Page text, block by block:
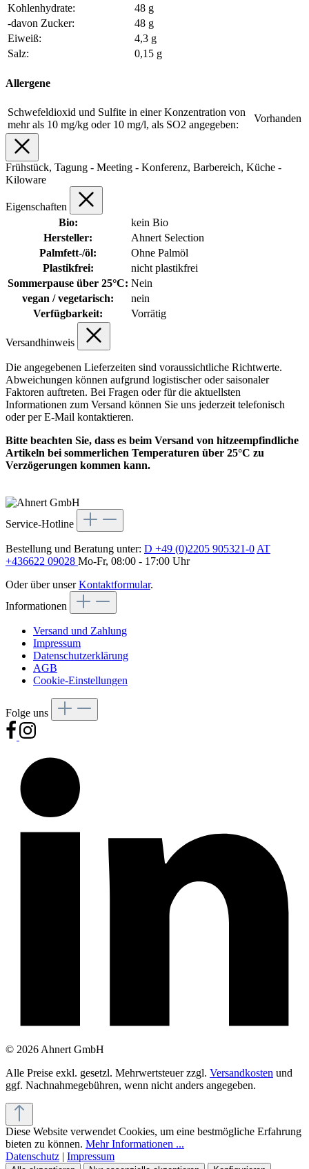
Kohlenhydrate:
48 g
-davon Zucker:
48 g
Eiweiß:
4,3 g
Salz:
0,15 g
Allergene
Schwefeldioxid und Sulfite in einer Konzentration von
mehr als 10 mg/kg oder 10 mg/l, als SO2 angegeben:
Vorhanden
Frühstück, Tagung - Meeting - Konferenz, Barbereich, Küche -
Kiloware
Eigenschaften
Bio:
kein Bio
Hersteller:
Ahnert Selection
Palmfett-/öl:
Ohne Palmöl
Plastikfrei:
nicht plastikfrei
Sommerpause über 25°C: Nein
vegan / vegetarisch:
nein
Verfügbarkeit:
Vorrätig
Versandhinweis
Die angegebenen Lieferzeiten sind voraussichtliche Richtwerte.
Abweichungen können aufgrund logistischer oder saisonaler
Faktoren auftreten. Bei Fragen oder für die aktuellsten
Informationen zum Versand können Sie uns jederzeit telefonisch
oder per E-Mail kontaktieren.
Bitte beachten Sie, dass es beim Versand von hitzeempfindliche
Artikeln bei sommerlichen Temperaturen über 25°C zu
Verzögerungen kommen kann.
Service-Hotline
Bestellung und Beratung unter: D +49 (0)2205 905321-0 AT
+436622 09028 Mo-Fr, 08:00 - 17:00 Uhr
Oder über unserKontaktformular.
Informationen
Versand und Zahlung
Impressum
Datenschutzerklärung
AGB
Cookie-Einstellungen
Folge uns
© 2026 Ahnert GmbH
Alle Preise exkl. gesetzl. Mehrwertsteuer zzgl. Versandkosten und
ggf. Nachnahmegebühren, wenn nicht anders angegeben.
Diese Website verwendet Cookies, um eine bestmögliche Erfahrung
bieten zu können. Mehr Informationen ...
Datenschutz | Impressum